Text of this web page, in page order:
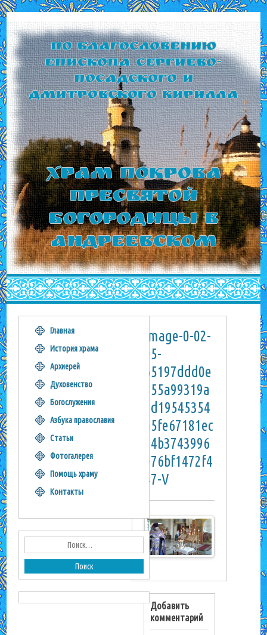
По благословению
Епископа Сергиево-
Посадского и
Дмитровского Кирилла
Храм Покрова
Пресвятой
Богородицы в
Андреевском
image-0-02-
05-
65197ddd0e
855a99319a
7d19545354
a5fe67181ec
74b3743996
076bf1472f4
47-V
Добавить
комментарий
Главная
История храма
Архиерей
Духовенство
Богослужения
Азбука православия
Статьи
Фотогалерея
Помощь храму
Контакты